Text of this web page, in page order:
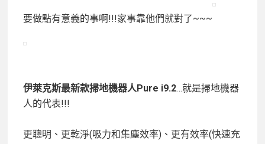
要做點有意義的事啊!!!家事靠他們就對了~~~
伊萊克斯最新款掃地機器人Pure i9.2…就是掃地機器
人的代表!!!
更聰明、更乾淨(吸力和集塵效率)、更有效率(快速充